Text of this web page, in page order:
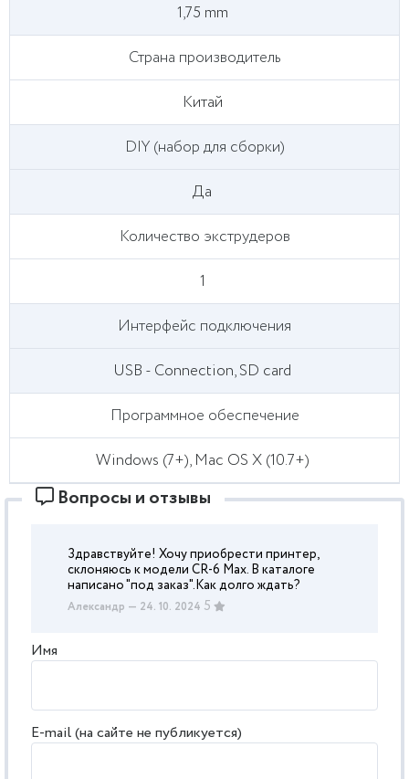
1,75 mm
Страна производитель
Китай
DIY (набор для сборки)
Да
Количество экструдеров
1
Интерфейс подключения
USB - Connection, SD card
Программное обеспечение
Windows (7+), Mac OS X (10.7+)
Вопросы и отзывы
Здравствуйте! Хочу приобрести принтер,
склоняюсь к модели CR-6 Max. В каталоге
написано "под заказ".Как долго ждать?
Александр — 24. 10. 2024 5
Имя
E-mail (на сайте не публикуется)